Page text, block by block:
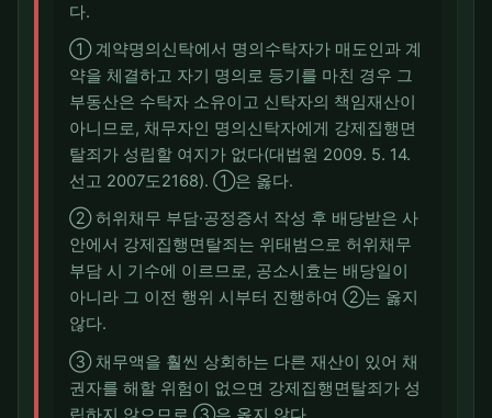
다.
① 계약명의신탁에서 명의수탁자가 매도인과 계
약을 체결하고 자기 명의로 등기를 마친 경우 그
부동산은 수탁자 소유이고 신탁자의 책임재산이
아니므로, 채무자인 명의신탁자에게 강제집행면
탈죄가 성립할 여지가 없다(대법원 2009. 5. 14.
선고 2007도2168). ①은 옳다.
② 허위채무 부담·공정증서 작성 후 배당받은 사
안에서 강제집행면탈죄는 위태범으로 허위채무
부담 시 기수에 이르므로, 공소시효는 배당일이
아니라 그 이전 행위 시부터 진행하여 ②는 옳지
않다.
③ 채무액을 훨씬 상회하는 다른 재산이 있어 채
권자를 해할 위험이 없으면 강제집행면탈죄가 성